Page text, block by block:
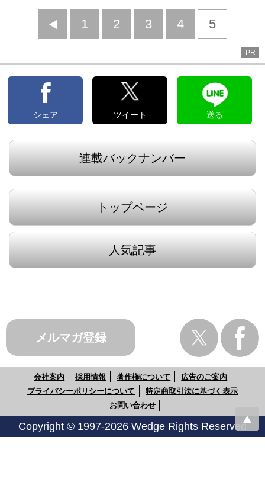
前
1 2 3 4 5
PR
シェア ツイート 送る
連載バックナンバー
トップページ
人気記事
メルマガ登録
会社案内 採用情報 著作権について
広告のご案内
プライバシーポリシーについて
特定商取引法に基づく表示
お問い合わせ
Copyright © 1997-2026 Wedge Rights Reserved